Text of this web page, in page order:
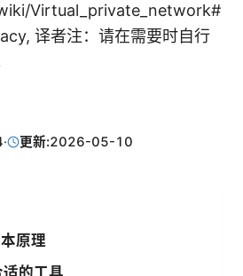
Virtual_private_network#
译者注：请在需要时自行
· 更新:2026-05-10
原理
的工具